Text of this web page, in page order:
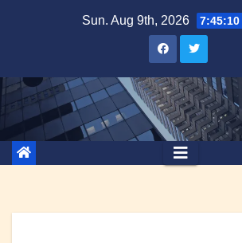
Sun. Aug 9th, 2026 7:45:10